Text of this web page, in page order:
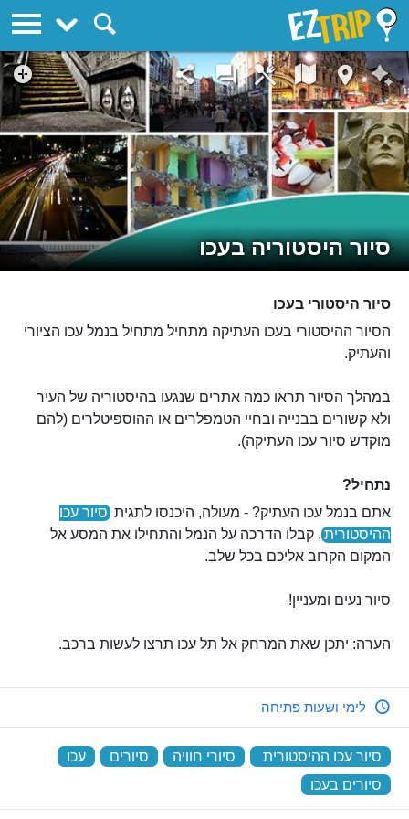
סיור היסטוריה בעכו
סיור היסטורי בעכו
הסיור ההיסטורי בעכו העתיקה מתחיל מתחיל בנמל עכו הציורי
והעתיק.
במהלך הסיור תראו כמה אתרים שנגעו בהיסטוריה של העיר
ולא קשורים בבנייה ובחיי הטמפלרים או ההוספיטלרים (להם
מוקדש סיור עכו העתיקה).
נתחיל?
אתם בנמל עכו העתיק? - מעולה, היכנסו לתגית סיור עכו
ההיסטורית , קבלו הדרכה על הנמל והתחילו את המסע אל
המקום הקרוב אליכם בכל שלב.
סיור נעים ומעניין!
הערה: יתכן שאת המרחק אל תל עכו תרצו לעשות ברכב.
לימי ושעות פתיחה
סיור עכו ההיסטורית סיורי חוויה סיורים עכו
סיורים בעכו
EZTrip